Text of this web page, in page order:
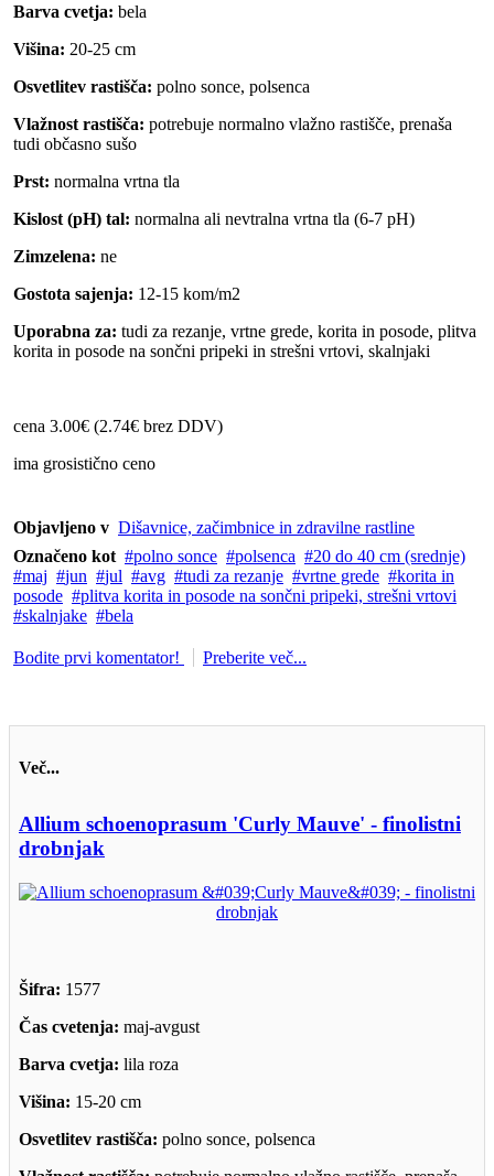
Barva cvetja: bela
Višina: 20-25 cm
Osvetlitev rastišča: polno sonce, polsenca
Vlažnost rastišča: potrebuje normalno vlažno rastišče, prenaša
tudi občasno sušo
Prst: normalna vrtna tla
Kislost (pH) tal: normalna ali nevtralna vrtna tla (6-7 pH)
Zimzelena: ne
Gostota sajenja: 12-15 kom/m2
Uporabna za: tudi za rezanje, vrtne grede, korita in posode, plitva
korita in posode na sončni pripeki in strešni vrtovi, skalnjaki
cena 3.00€ (2.74€ brez DDV)
ima grosistično ceno
Objavljeno v Dišavnice, začimbnice in zdravilne rastline
Označeno kot
polno sonce polsenca
20 do 40 cm (srednje)
maj
jun jul avg tudi za rezanje vrtne grede
korita in
posode
plitva korita in posode na sončni pripeki, strešni vrtovi
skalnjake
bela
Bodite prvi komentator! Preberite več...
Več...
Allium schoenoprasum 'Curly Mauve' - finolistni
drobnjak
Šifra: 1577
Čas cvetenja: maj-avgust
Barva cvetja: lila roza
Višina: 15-20 cm
Osvetlitev rastišča: polno sonce, polsenca